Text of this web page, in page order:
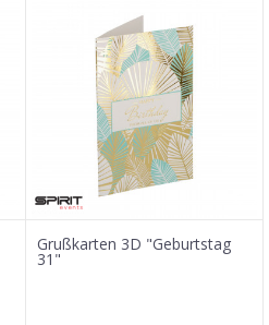
Grußkarten 3D "Geburtstag
31"